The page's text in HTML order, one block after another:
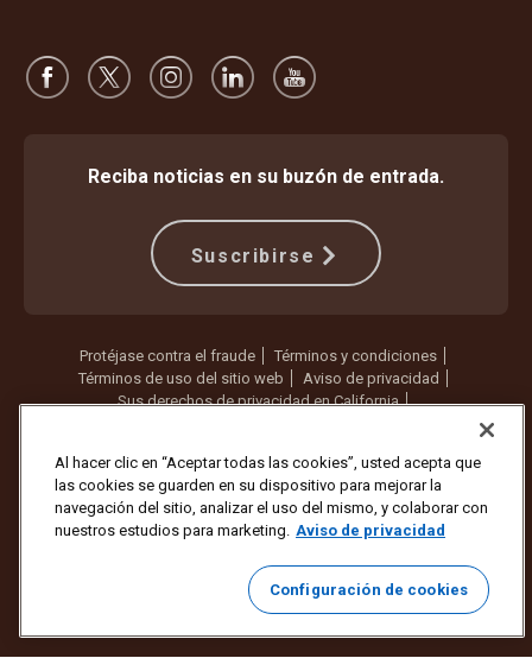
Reciba noticias en su buzón de entrada.
Suscribirse
Protéjase contra el fraude
Términos y condiciones
Términos de uso del sitio web
Aviso de privacidad
Sus derechos de privacidad en California
Copyright ©1994 - 2026 United Parcel Service of America, Inc. Todos
los derechos reservados. ¿Ya no quiere recibir actualizaciones por
correo electrónico?
Cancelar la suscripción aquí
Para actualizar todas las demás preferencias de correo electrónico o
cancelar la suscripción a los correos electrónicos de marketing de
haga clic aquí.
Al hacer clic en “Aceptar todas las cookies”, usted acepta que
las cookies se guarden en su dispositivo para mejorar la
navegación del sitio, analizar el uso del mismo, y colaborar con
nuestros estudios para marketing. Aviso de privacidad
Configuración de cookies